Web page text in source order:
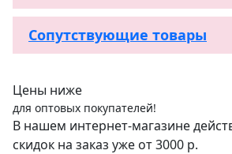
Сопутствующие товары
Цены ниже
для оптовых покупателей!
В нашем интернет-магазине
скидок на заказ уже от 3000 р.